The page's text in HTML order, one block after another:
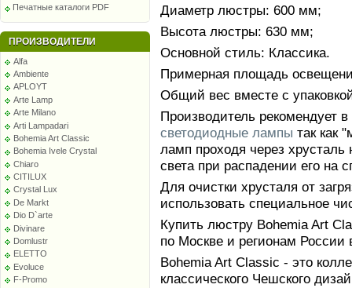
Печатные каталоги PDF
ПРОИЗВОДИТЕЛИ
Alfa
Ambiente
APLOYT
Arte Lamp
Arte Milano
Arti Lampadari
Bohemia Art Classic
Bohemia Ivele Crystal
Chiaro
CITILUX
Crystal Lux
De Markt
Dio D`arte
Divinare
Domlustr
ELETTO
Evoluce
F-Promo
Диаметр люстры: 600 мм;
Высота люстры: 630 мм;
Основной стиль: Классика.
Примерная площадь
Общий вес вместе с
Производитель рекомендует
светодиодные лампы так как
ламп проходя через хрусталь
света при распадении его на
Для очистки хрусталя от
использовать специальное
Купить люстру Bohemia Art
по Москве и регионам России
Bohemia Art Classic - это
классического Чешского